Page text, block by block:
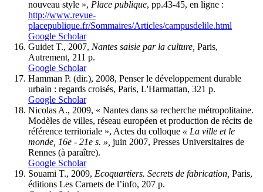
nouveau style », Place publique, pp.43-45, en ligne :
http://www.revue-
placepublique.fr/Sommaires/Articles/campusdelile.html
Google Scholar
Guidet T., 2007, Nantes saisie par la culture, Paris,
Autrement, 211 p.
Google Scholar
Hamman P. (dir.), 2008, Penser le développement durable
urbain : regards croisés, Paris, L'Harmattan, 321 p.
Google Scholar
Nicolas A., 2009, « Nantes dans sa recherche métropolitaine.
Modèles de villes, réseau européen et production de récits de
référence territoriale », Actes du colloque « La ville et le
monde, 16e - 21e s. », juin 2007, Presses Universitaires de
Rennes (à paraître).
Google Scholar
Souami T., 2009, Ecoquartiers. Secrets de fabrication, Paris,
éditions Les Carnets de l’info, 207 p.